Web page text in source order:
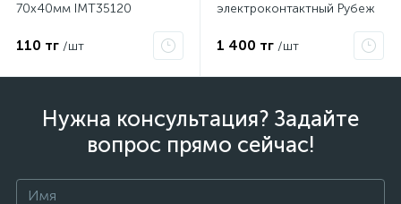
70х40мм IMT35120
110 тг /шт
электроконтактный Рубеж
1 400 тг /шт
Нужна консультация? Задайте
вопрос прямо сейчас!